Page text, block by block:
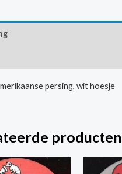
persing, wit hoesje
producten